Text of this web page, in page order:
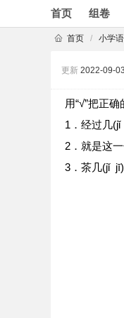
首页 组卷
首页 / 小学
更新 2022-09-03
用“√”把正确
1．经过几(jǐ
2．就是这
3．茶几(jǐ jī)